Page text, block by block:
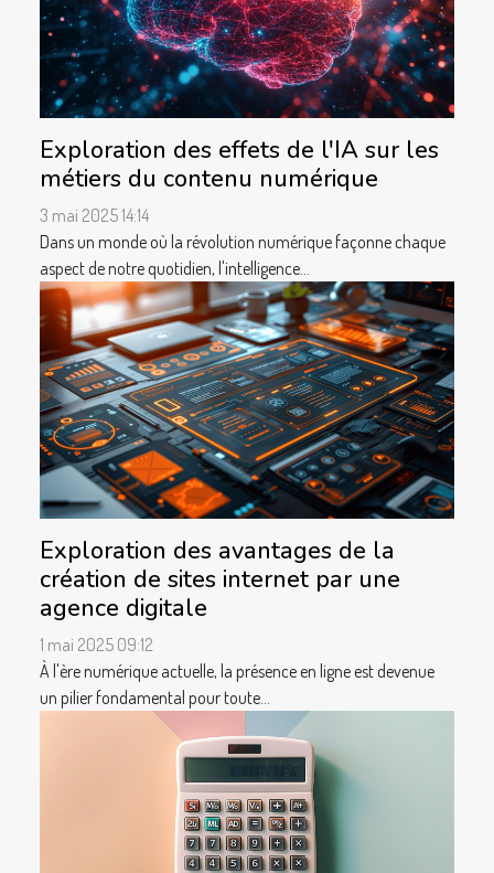
Exploration des effets de l'IA sur les
métiers du contenu numérique
3 mai 2025 14:14
Dans un monde où la révolution numérique façonne chaque
aspect de notre quotidien, l'intelligence...
Exploration des avantages de la
création de sites internet par une
agence digitale
1 mai 2025 09:12
À l'ère numérique actuelle, la présence en ligne est devenue
un pilier fondamental pour toute...